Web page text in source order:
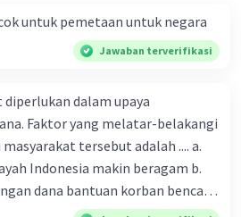
untuk pemetaan untuk negara
Jawaban terverifikasi
dalam upaya
Faktor yang melatar-belakangi
tersebut adalah .... a.
Indonesia makin beragam b.
dana bantuan korban bencana
pendidikan kebencanaan